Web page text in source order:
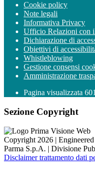
Cookie policy
Note legali
Informativa Privacy
Ufficio Relazioni con
Dichiarazione di
Obiettivi di
Whistleblowing
Gestione consensi
Amministrazione
Pagina visualizzata 601
Sezione Copyright
Copyright 2026 |
Parma S.p.A. | Divisione
Disclaimer trattamento dati